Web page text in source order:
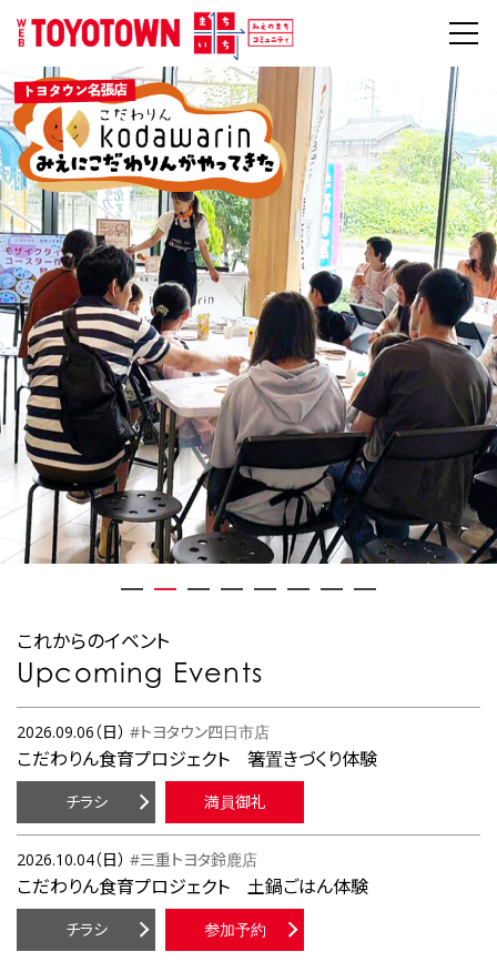
これからのイベント
Upcoming Events
2026.09.06（日） #トヨタウン四日市店
こだわりん食育プロジェクト 箸置きづくり体験
チラシ 満員御礼
2026.10.04（日） #三重トヨタ鈴鹿店
こだわりん食育プロジェクト 土鍋ごはん体験
チラシ 参加予約